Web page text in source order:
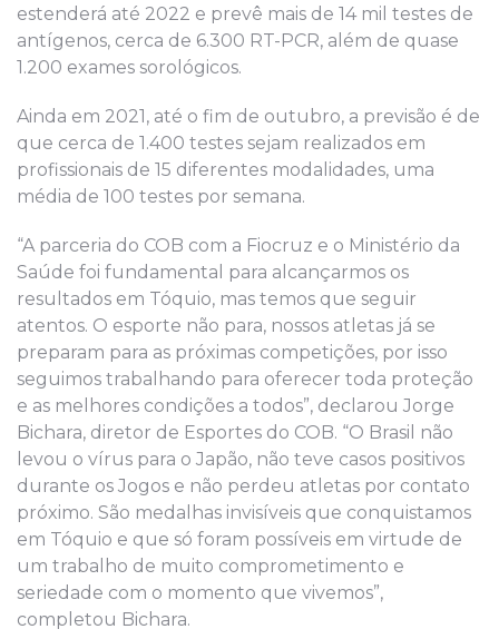
estenderá até 2022 e prevê mais de 14 mil testes de
antígenos, cerca de 6.300 RT-PCR, além de quase
1.200 exames sorológicos.
Ainda em 2021, até o fim de outubro, a previsão é de
que cerca de 1.400 testes sejam realizados em
profissionais de 15 diferentes modalidades, uma
média de 100 testes por semana.
“A parceria do COB com a Fiocruz e o Ministério da
Saúde foi fundamental para alcançarmos os
resultados em Tóquio, mas temos que seguir
atentos. O esporte não para, nossos atletas já se
preparam para as próximas competições, por isso
seguimos trabalhando para oferecer toda proteção
e as melhores condições a todos”, declarou Jorge
Bichara, diretor de Esportes do COB. “O Brasil não
levou o vírus para o Japão, não teve casos positivos
durante os Jogos e não perdeu atletas por contato
próximo. São medalhas invisíveis que conquistamos
em Tóquio e que só foram possíveis em virtude de
um trabalho de muito comprometimento e
seriedade com o momento que vivemos”,
completou Bichara.